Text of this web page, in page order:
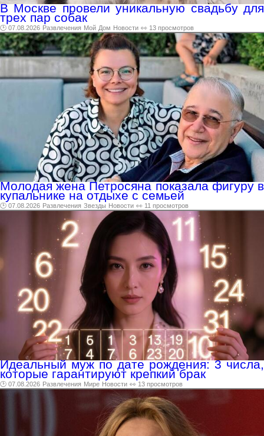
В Москве провели уникальную свадьбу для
трех пар собак
🕑 07.08.2026 Развлечения Мой Дом Новости 👀 13 просмотров
Молодая жена Петросяна показала фигуру в
купальнике на отдыхе с семьей
🕑 07.08.2026 Развлечения Звезды Новости 👀 11 просмотров
Идеальный муж по дате рождения: 3 числа,
которые гарантируют крепкий брак
🕑 07.08.2026 Развлечения Мире Новости 👀 13 просмотров